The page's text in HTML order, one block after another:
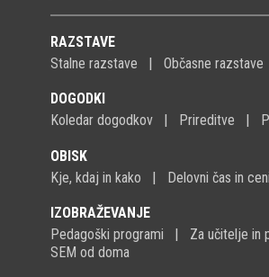
RAZSTAVE
Stalne razstave
Občasne razstave
DOGODKI
Koledar dogodkov
Prireditve
OBISK
Kje, kdaj in kako
Delovni čas in
IZOBRAŽEVANJE
Pedagoški programi
Za učitelje in
SEM od doma